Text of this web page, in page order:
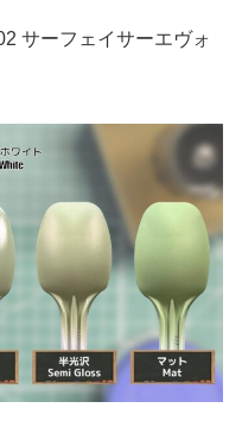
サーフェイサーエヴォ